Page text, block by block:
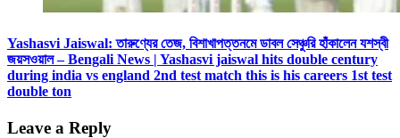
Yashasvi Jaiswal: তারুণ্যের তেজ, বিশাখাপত্তনমে ডাবল সেঞ্চুরি হাঁকালেন যশস্বী
জয়সওয়াল – Bengali News | Yashasvi jaiswal hits double century
during india vs england 2nd test match this is his careers 1st test
double ton
Leave a Reply